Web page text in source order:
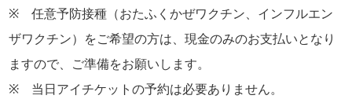
※ 任意予防接種（おたふくかぜワクチン、インフルエン
ザワクチン）をご希望の方は、現金のみのお支払いとなり
ますので、ご準備をお願いします。
※ 当日アイチケットの予約は必要ありません。